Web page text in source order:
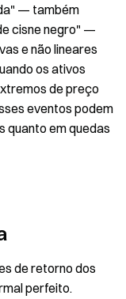
— também
cisne negro" —
e não lineares
os ativos
de preço
eventos podem
quanto em quedas
de retorno dos
perfeito.